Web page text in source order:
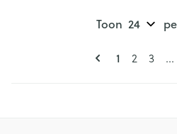
U lees
1 Pagina
2 Pagina
3 ...
Toon